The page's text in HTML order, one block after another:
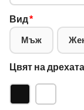
Вид*
Мъж
Цвят на дрехата